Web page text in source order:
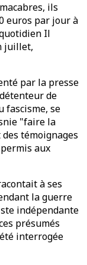
ils
euros par jour à
Il
juillet,
par la presse
de
fascisme, se
"faire la
témoignages
aux
à ses
la guerre
indépendante
présumés
interrogée